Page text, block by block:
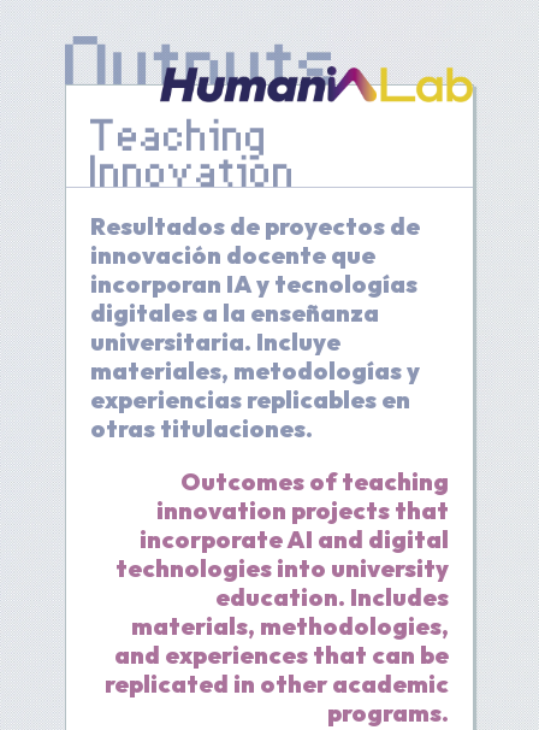
Teaching
Innovation
Resultados de proyectos de
innovación docente que
incorporan IA y tecnologías
digitales a la enseñanza
universitaria. Incluye
materiales, metodologías y
experiencias replicables en
otras titulaciones.
Outcomes of teaching
innovation projects that
incorporate AI and digital
technologies into university
education. Includes
materials, methodologies,
and experiences that can be
replicated in other academic
programs.